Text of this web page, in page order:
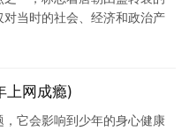
当时的社会、经济和政治产
上网成瘾)
它会影响到少年的身心健康